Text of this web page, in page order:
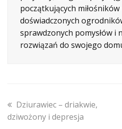
początkujących
doświadczonych
sprawdzonych pomysłów i
rozwiązań do swojego
previous
post:
Dziurawiec – driakwie,
dziwożony i depresja